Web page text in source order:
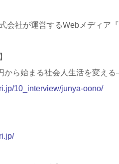
会社が運営するWebメディア
から始まる社会人生活を変え
10_interview/junya-oono/